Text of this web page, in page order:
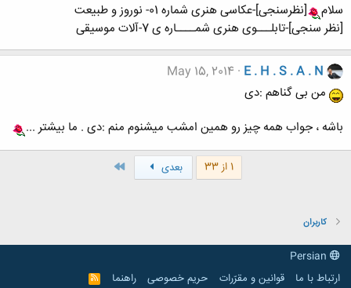
سلام
[نظرسنجی]-عکاسی هنری شماره 01- نوروز و طبیعت
[نظر سنجی]-تابلـــوی هنری شمــــاره ی 7-آلات موسیقی
E . H . S . A . N
May 15, 2014
من بی گناهم :دی
باشه ، جواب همه چیز رو همین امشب میشنوم منم :دی . ما بیشتر ...
1 از 33 بعدی
کاربران
ارتباط با ما
قوانین و مقرّرات حریم خصوصی راهنما
R